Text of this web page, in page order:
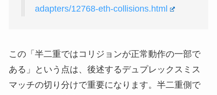
adapters/12768-eth-collisions.html
この「半二重ではコリジョンが正常動作の一部で
ある」という点は、後述するデュプレックスミス
マッチの切り分けで重要になります。半二重側で